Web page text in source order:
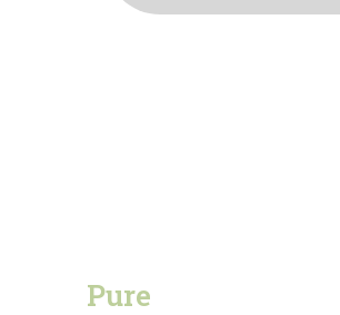
Pure